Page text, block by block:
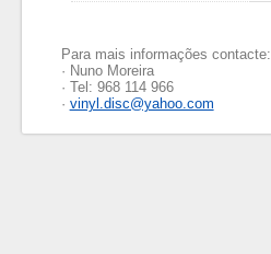
Para mais informações contacte:
· Nuno Moreira
· Tel: 968 114 966
· vinyl.disc@yahoo.com